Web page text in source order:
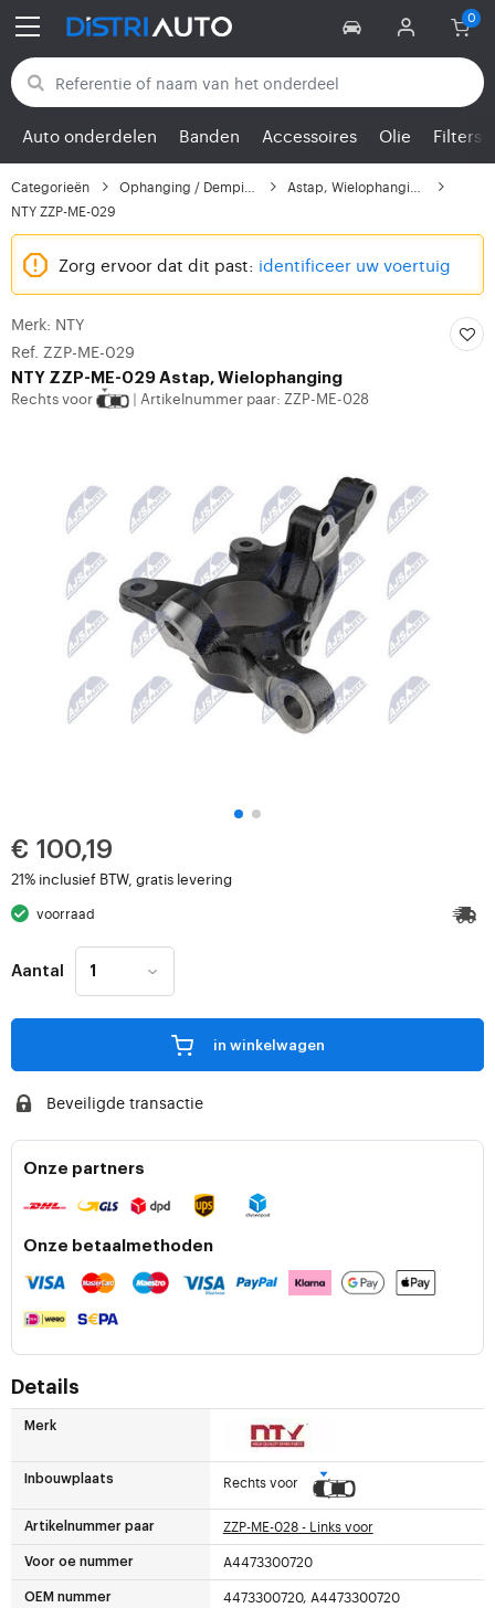
Terug naar categorieën
Auto onderdelen Banden Accessoires Olie Filters
Categorieën
NTY ZZP-ME-029
Zorg ervoor dat dit past: identificeer uw voertuig
Merk: NTY
Ref. ZZP-ME-029
NTY ZZP-ME-029 Astap, Wielophanging
Rechts voor Artikelnummer paar: ZZP-ME-028
€ 100,19
21% inclusief BTW, gratis levering
voorraad
Aantal
in winkelwagen
Beveiligde transactie
Onze partners
Onze betaalmethoden
Details
Merk
Inbouwplaats Rechts voor
Artikelnummer paar ZZP-ME-028 - Links voor
Voor oe nummer A4473300720
OEM nummer 4473300720, A4473300720